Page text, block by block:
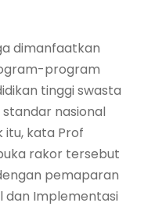
dimanfaatkan
program
tinggi swasta
nasional
itu, kata Prof
rakor tersebut
pemaparan
dan Implementasi